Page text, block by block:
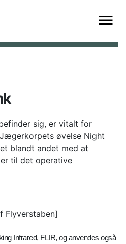
sig, er vitalt for
øvelse Night
blandt andet med at
til det operative
Flyverstaben]
Infrared, FLIR, og anvendes også